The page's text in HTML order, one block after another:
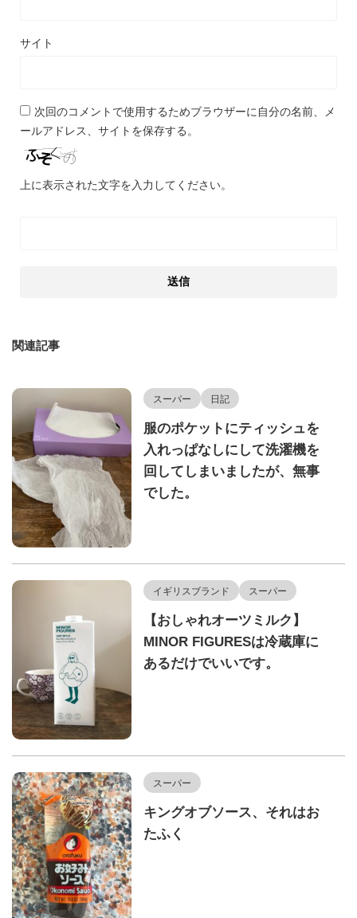
サイト
次回のコメントで使用するためブラウザーに自分の名前、メ
ールアドレス、サイトを保存する。
上に表示された文字を入力してください。
関連記事
スーパー 日記
服のポケットにティッシュを
入れっぱなしにして洗濯機を
回してしまいましたが、無事
でした。
イギリスブランド スーパー
【おしゃれオーツミルク】
MINOR FIGURESは冷蔵庫に
あるだけでいいです。
スーパー
キングオブソース、それはお
たふく